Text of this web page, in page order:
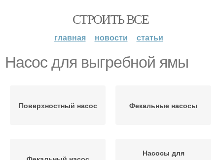
СТРОИТЬ ВСЕ
главная новости статьи
Насос для выгребной ямы
Поверхностный насос Фекальные насосы
Насосы для